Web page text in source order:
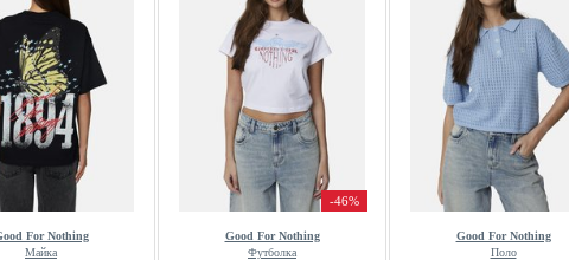
For Nothing
Майка
-46%
Good For Nothing
Футболка
Good For Nothing
Поло